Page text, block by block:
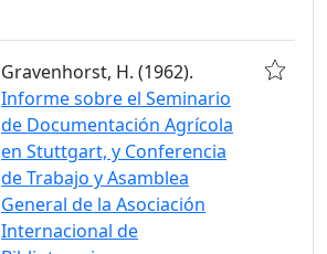
Gravenhorst, H. (1962).
Informe sobre el Seminario
de Documentación Agrícola
en Stuttgart, y Conferencia
de Trabajo y Asamblea
General de la Asociación
Internacional de